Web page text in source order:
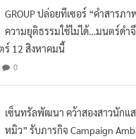
GROUP ปล่อยทีเซอร์ “คำสารภ
ความยุติธรรมใช้ไม่ได้…มนตร์ดำ
ร์ 12 สิงหาคมนี้
0
เซ็นทรัลพัฒนา คว้าสองสาวนักแ
หมิว” รับภารกิจ Campaign